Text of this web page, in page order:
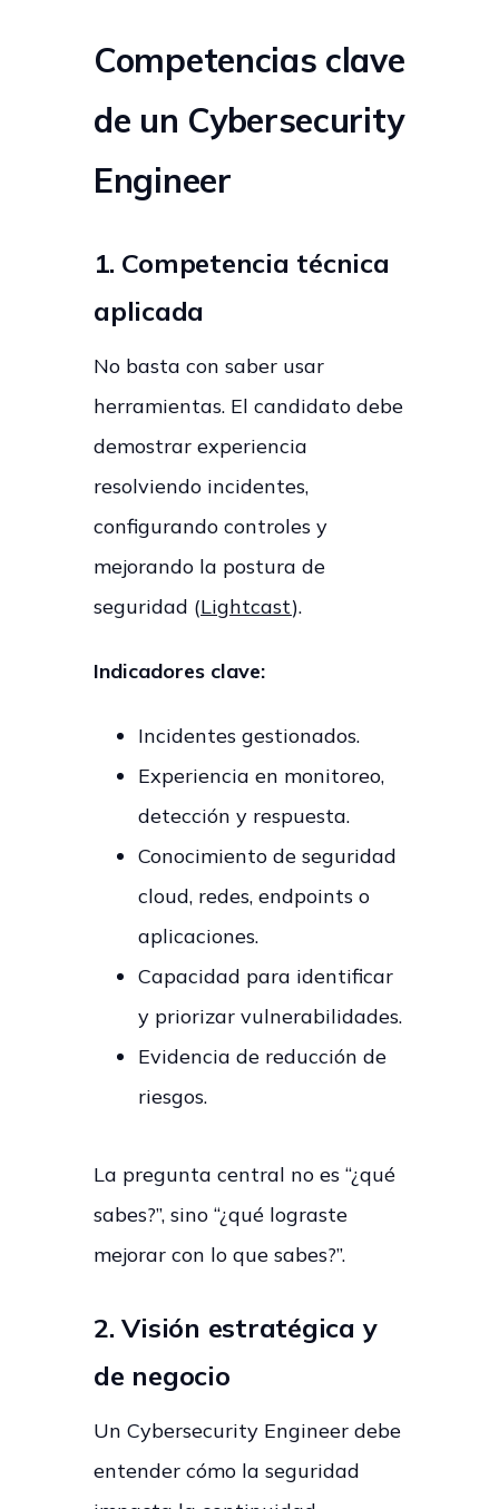
Competencias clave
de un Cybersecurity
Engineer
1. Competencia técnica
aplicada
No basta con saber usar
herramientas. El candidato debe
demostrar experiencia
resolviendo incidentes,
configurando controles y
mejorando la postura de
seguridad (Lightcast).
Indicadores clave:
Incidentes gestionados.
Experiencia en monitoreo,
detección y respuesta.
Conocimiento de seguridad
cloud, redes, endpoints o
aplicaciones.
Capacidad para identificar
y priorizar vulnerabilidades.
Evidencia de reducción de
riesgos.
La pregunta central no es “¿qué
sabes?”, sino “¿qué lograste
mejorar con lo que sabes?”.
2. Visión estratégica y
de negocio
Un Cybersecurity Engineer debe
entender cómo la seguridad